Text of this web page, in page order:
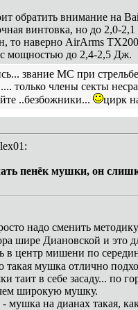
обратить внимание на
винтовка, но до 2,0-
то наверно AirArms
мощностью до 2,4-2,5 Дж.
звание МС при
только члены секты
..безбожники...
цирк
пенёк мушки, он
надо сменить
шире Диановской и это
в центр мишени по
такая мушка отлично
в себе засаду... по
широкую мушку.
мушка на дианах такая,